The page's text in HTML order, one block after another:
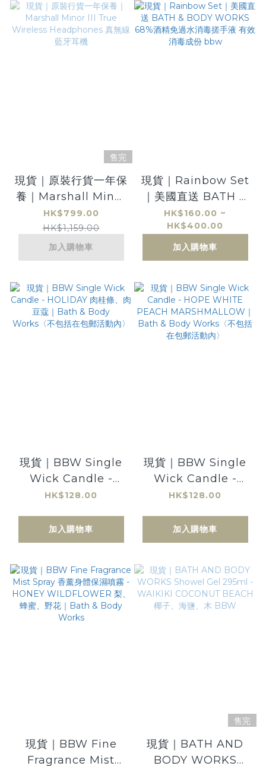
售完
現貨｜原裝行貨一年保
養｜Marshall Minor
III True Wireless
Headphones 真無線
藍牙耳機
HK$799.00
HK$1,159.00
加入購物車
現貨｜Rainbow Set
｜美國直送 BATH &
BODY WORKS 68%
酒精免過水消毒搓手液
有效消毒成份 bbw
HK$160.00 ~
HK$400.00
加入購物車
現貨｜BBW Single
Wick Candle -
HOLIDAY 肉桂條、肉
Works〈不包括在包
郵活動內〉
HK$128.00
加入購物車
現貨｜BBW Single
Wick Candle -
HOPE WHITE
MARSHMALLOW｜
Bath & Body
郵活動內〉
HK$128.00
加入購物車
現貨｜BBW Fine
Fragrance Mist
售完
現貨｜BATH AND
BODY WORKS